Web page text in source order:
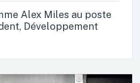
Alex Miles au poste
Développement